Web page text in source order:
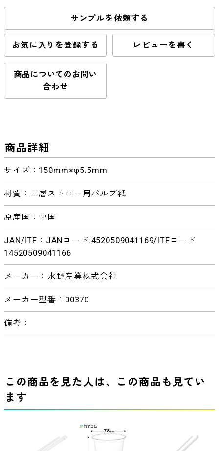
サンプルを依頼する
お気に入りを登録する レビューを書く
商品についてのお問い
合わせ
商品詳細
サイズ：150mm×φ5.5mm
材質：三層ストロー用パルプ紙
原産国：中国
JAN/ITF：JANコード:4520509041169/ITFコード
14520509041166
メーカー：水野産業株式会社
メーカー型番：00370
備考：
この商品を見た人は、この商品も見てい
ます